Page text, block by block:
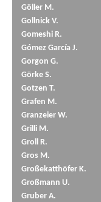
Göller M.
Gollnick V.
Gomeshi R.
Gómez García J.
Gorgon G.
Görke S.
Gotzen T.
Grafen M.
Granzeier W.
Grilli M.
Groll R.
Gros M.
Großekatthöfer K.
Großmann U.
Gruber A.